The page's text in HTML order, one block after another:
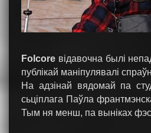
Folcore відавочна былі
публікай маніпулявалі
На адзінай вядомай па
сьціплага Паўла
Тым ня менш, па выніках